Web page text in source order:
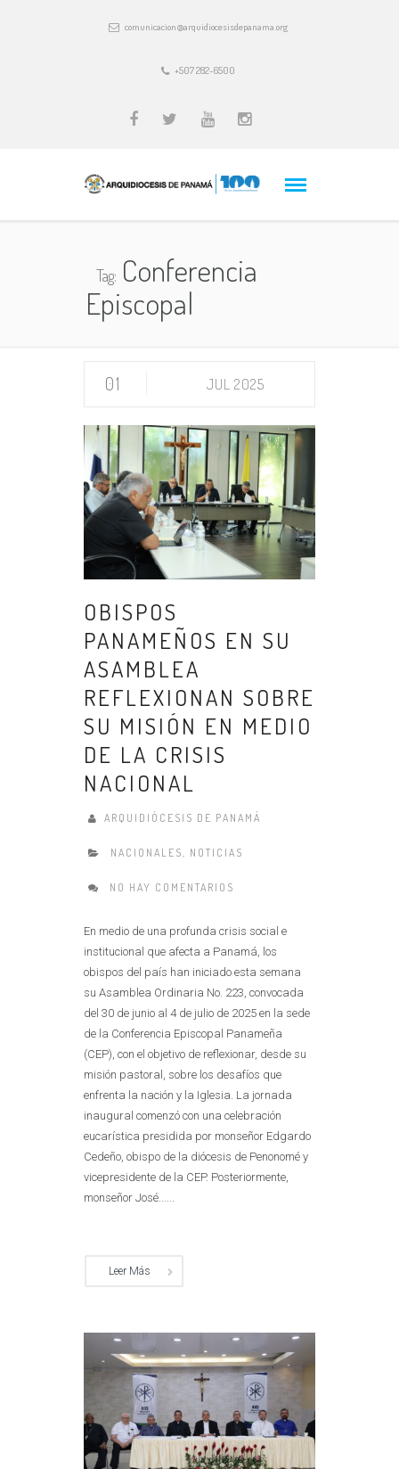
comunicacion@arquidiocesisdepanama.org
+507 282-6500
Tag:Conferencia
Episcopal
01 JUL 2025
OBISPOS
PANAMEÑOS EN SU
ASAMBLEA
REFLEXIONAN SOBRE
SU MISIÓN EN MEDIO
DE LA CRISIS
NACIONAL
ARQUIDIÓCESIS DE PANAMÁ
NACIONALES, NOTICIAS
NO HAY COMENTARIOS
En medio de una profunda crisis social e
institucional que afecta a Panamá, los
obispos del país han iniciado esta semana
su Asamblea Ordinaria No. 223, convocada
del 30 de junio al 4 de julio de 2025 en la sede
de la Conferencia Episcopal Panameña
(CEP), con el objetivo de reflexionar, desde su
misión pastoral, sobre los desafíos que
enfrenta la nación y la Iglesia. La jornada
inaugural comenzó con una celebración
eucarística presidida por monseñor Edgardo
Cedeño, obispo de la diócesis de Penonomé y
vicepresidente de la CEP. Posteriormente,
monseñor José......
Leer Más